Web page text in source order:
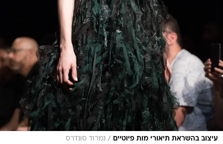
עיצוב בהשראת תיאורי מות פיוטיים / נמרוד סונדרס